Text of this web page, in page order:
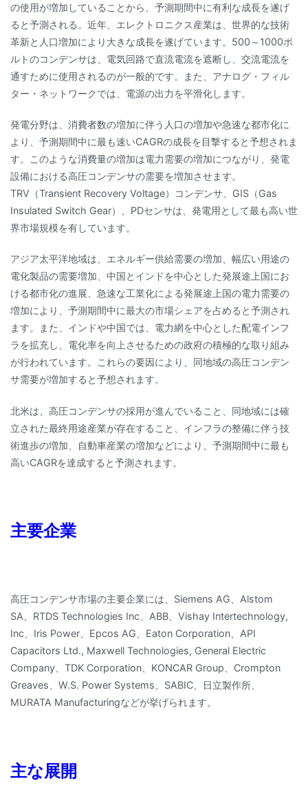
の使用が増加していることから、予測期間中に有利な成長を遂げ
ると予測される。近年、エレクトロニクス産業は、世界的な技術
革新と人口増加により大きな成長を遂げています。500～1000ボ
ルトのコンデンサは、電気回路で直流電流を遮断し、交流電流を
通すために使用されるのが一般的です。また、アナログ・フィル
ター・ネットワークでは、電源の出力を平滑化します。
発電分野は、消費者数の増加に伴う人口の増加や急速な都市化に
より、予測期間中に最も速いCAGRの成長を目撃すると予想されま
す。このような消費量の増加は電力需要の増加につながり、発電
設備における高圧コンデンサの需要を増加させます。
TRV（Transient Recovery Voltage）コンデンサ、GIS（Gas
Insulated Switch Gear）、PDセンサは、発電用として最も高い世
界市場規模を有しています。
アジア太平洋地域は、エネルギー供給需要の増加、幅広い用途の
電化製品の需要増加、中国とインドを中心とした発展途上国にお
ける都市化の進展、急速な工業化による発展途上国の電力需要の
増加により、予測期間中に最大の市場シェアを占めると予測され
ます。また、インドや中国では、電力網を中心とした配電インフ
ラを拡充し、電化率を向上させるための政府の積極的な取り組み
が行われています。これらの要因により、同地域の高圧コンデン
サ需要が増加すると予想されます。
北米は、高圧コンデンサの採用が進んでいること、同地域には確
立された最終用途産業が存在すること、インフラの整備に伴う技
術進歩の増加、自動車産業の増加などにより、予測期間中に最も
高いCAGRを達成すると予測されます。
主要企業
高圧コンデンサ市場の主要企業には、Siemens AG、Alstom
SA、RTDS Technologies Inc、ABB、Vishay Intertechnology,
Inc、Iris Power、Epcos AG、Eaton Corporation、API
Capacitors Ltd., Maxwell Technologies, General Electric
Company、TDK Corporation、KONCAR Group、Crompton
Greaves、W.S. Power Systems、SABIC、日立製作所、
MURATA Manufacturingなどが挙げられます。
主な展開